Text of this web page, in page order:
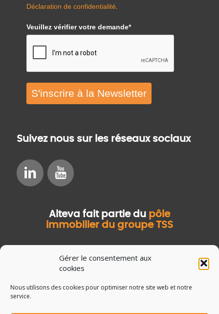
Gérer le consentement aux
cookies
Nous utilisons des cookies pour optimiser notre site web et notre
service.
Déclaration de confidentialité
Veuillez vérifier votre demande*
S'inscrire à la Newsletter
Suivez nous sur les réseaux sociaux
Alteva fait partie du pôle
immobilier du groupe TSS